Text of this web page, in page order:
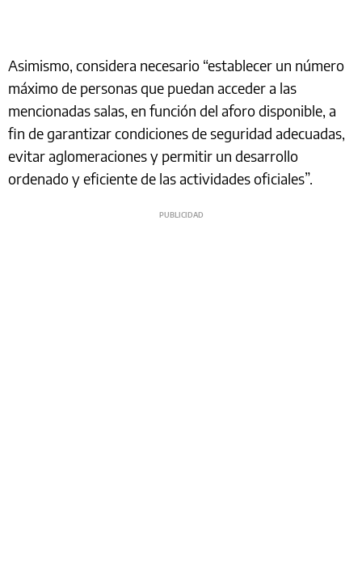
Asimismo, considera necesario “establecer un número
máximo de personas que puedan acceder a las
mencionadas salas, en función del aforo disponible, a
fin de garantizar condiciones de seguridad adecuadas,
evitar aglomeraciones y permitir un desarrollo
ordenado y eficiente de las actividades oficiales”.